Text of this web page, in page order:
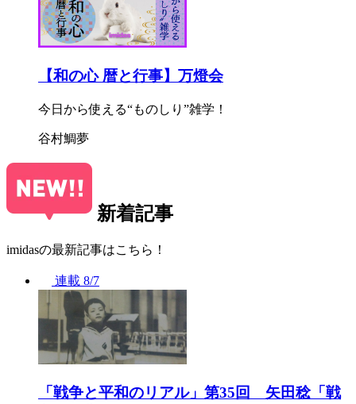
【和の心 暦と行事】万燈会
今日から使える“ものしり”雑学！
谷村鯛夢
新着記事
imidasの最新記事はこちら！
連載 8/7
「戦争と平和のリアル」第35回 矢田稔「戦